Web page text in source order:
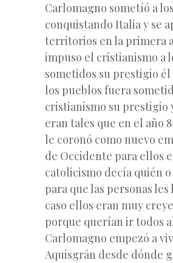
Carlomagno sometíó a
conquistando Italia y se
territorios en la primera
impuso el cristianismo a
sometidos su prestigio
los pueblos fuera
cristianismo su prestigio
eran tales que en el año
le coronó como nuevo
de Occidente para ellos
catolicismo decía quién
para que las personas
caso ellos eran muy
porque querían ir todos
Carlomagno empezó a
Aquisgrán desde dónde